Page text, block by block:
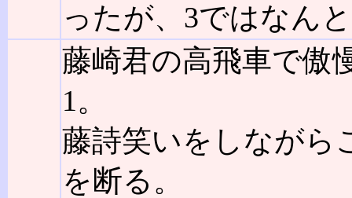
ったが、3ではなん
藤崎君の高飛車で傲
1。
藤詩笑いをしながら
を断る。